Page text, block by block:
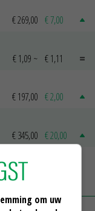
€ 269,00 € 7,00
€ 1,09 ~ € 1,11
€ 197,00 € 2,00
€ 345,00 € 20,00
om uw